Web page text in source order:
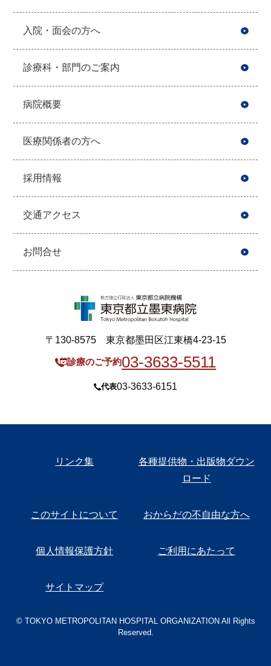
入院・面会の方へ
診療科・部門のご案内
病院概要
医療関係者の方へ
採用情報
交通アクセス
お問合せ
〒130-8575 東京都墨田区江東橋4-23-15
診療のご予約03-3633-5511
代表03-3633-6151
リンク集
各種提供物・出版物ダウン
ロード
このサイトについて おからだの不自由な方へ
個人情報保護方針 ご利用にあたって
サイトマップ
© TOKYO METROPOLITAN HOSPITAL ORGANIZATION All Rights
Reserved.